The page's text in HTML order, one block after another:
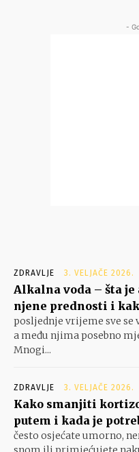
-
ZDRAVLJE 3. VELJAČE 2026.
Alkalna voda – šta
njene prednosti i
posljednje vrijeme sve se
a među njima posebno
Mnogi...
ZDRAVLJE 3. VELJAČE 2026.
Kako smanjiti
putem i kada je
često osjećate umorno,